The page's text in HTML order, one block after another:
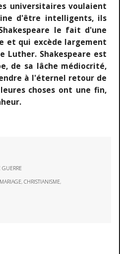
universitaires voulaient
d'être intelligents, ils
le fait d'une
et qui excède largement
Luther. Shakespeare est
de sa lâche médiocrité,
à l'éternel retour de
choses ont une fin,
GUERRE
MARIAGE,CHRISTIANISME,